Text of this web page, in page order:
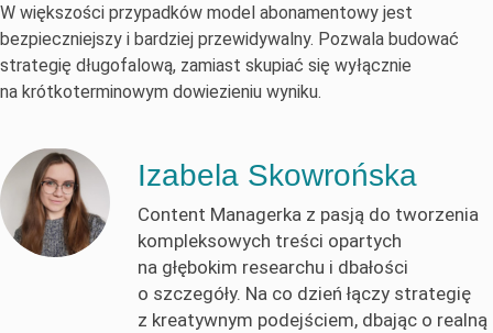
W większości przypadków model abonamentowy jest
bezpieczniejszy i bardziej przewidywalny. Pozwala budować
strategię długofalową, zamiast skupiać się wyłącznie
na krótkoterminowym dowiezieniu wyniku.
Izabela Skowrońska
Content Managerka z pasją do tworzenia
kompleksowych treści opartych
na głębokim researchu i dbałości
o szczegóły. Na co dzień łączy strategię
z kreatywnym podejściem, dbając o realną